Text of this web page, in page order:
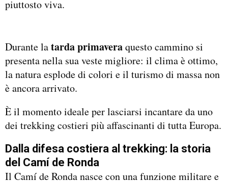
piuttosto viva.
Durante latarda primaveraquesto cammino si
presenta nella sua veste migliore: il clima è ottimo,
la natura esplode di colori e il turismo di massa non
è ancora arrivato.
È il momento ideale per lasciarsi incantare da uno
dei trekking costieri più affascinanti di tutta Europa.
Dalla difesa costiera al trekking: la storia
del Camí de Ronda
Il Camí de Ronda nasce con una funzione militare e